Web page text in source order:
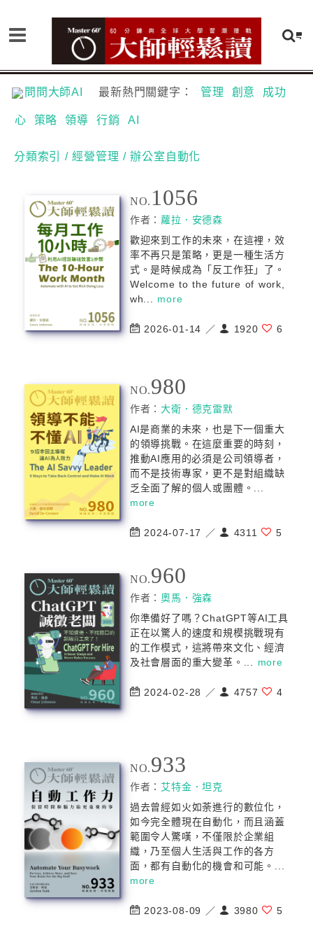
問問大師AI 最新熱門關鍵字： 管理 創意 成功
心 策略 領導 行銷 AI
分類索引 / 經營管理 / 辦公室自動化
NO. 1056
作者：蘿拉．安德森
歡迎來到工作的未來，在這裡，效
率不再只是策略，更是一種生活方
式。是時候成為「反工作狂」了。
Welcome to the future of work,
wh... more
2026-01-14 ／ 1920 6
NO.980
作者：大衛．德克雷默
AI是商業的未來，也是下一個重大
的領導挑戰。在這麼重要的時刻，
推動AI應用的必須是公司領導者，
而不是技術專家，更不是對組織缺
乏全面了解的個人或團體。...
more
2024-07-17 ／ 4311 5
NO.960
作者：奧馬．強森
你準備好了嗎？ChatGPT等AI工具
正在以驚人的速度和規模挑戰現有
的工作模式，這將帶來文化、經濟
及社會層面的重大變革。... more
2024-02-28 ／ 4757 4
NO.933
作者：艾特金．坦克
過去曾經如火如荼進行的數位化，
如今完全體現在自動化，而且涵蓋
範圍令人驚嘆，不僅限於企業組
織，乃至個人生活與工作的各方
面，都有自動化的機會和可能。...
more
2023-08-09 ／ 3980 5